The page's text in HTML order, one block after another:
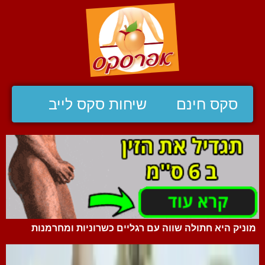
סקס חינם שיחות סקס לייב
מוניק היא חתולה שווה עם רגליים כשרוניות ומחרמנות